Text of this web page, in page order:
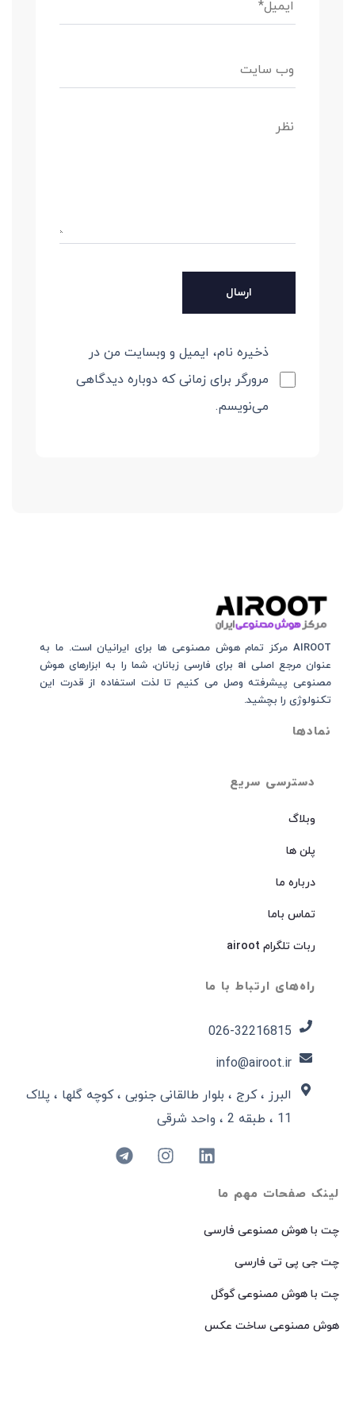
ذخیره نام، ایمیل و وبسایت من در
مرورگر برای زمانی که دوباره دیدگاهی
می‌نویسم.
لینک صفحات مهم ما
چت با هوش مصنوعی فارسی
چت جی پی تی فارسی
چت با هوش مصنوعی گوگل
هوش مصنوعی ساخت عکس
دسترسی سریع
وبلاگ
پلن ها
درباره ما
تماس باما
ربات تلگرام airoot
راه‌های ارتباط با ما
026-32216815​
info@airoot.ir
البرز ، کرج ، بلوار طالقانی جنوبی ، کوچه گلها ، پلاک
11 ، طبقه 2 ، واحد شرقی
AIROOT مرکز تمام هوش مصنوعی‌‌‌ ها برای ایرانیان است. ما به
عنوان مرجع اصلی ai برای فارسی زبانان، شما را به ابزارهای هوش
مصنوعی پیشرفته وصل می کنیم تا لذت استفاده از قدرت این
تکنولوژی را بچشید.
نمادها